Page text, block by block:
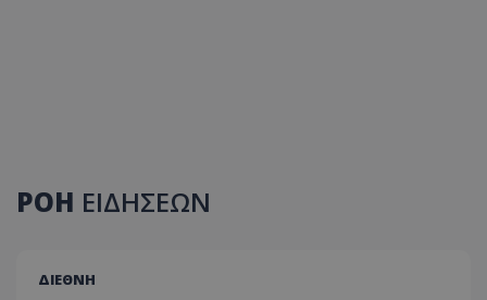
ΡΟΗ ΕΙΔΗΣΕΩΝ
ΔΙΕΘΝΗ